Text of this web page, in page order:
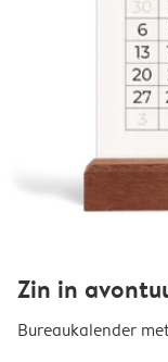
Zin in
Bureaukalender